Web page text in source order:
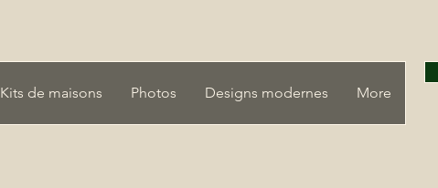
Kits de maisons Photos Designs modernes More